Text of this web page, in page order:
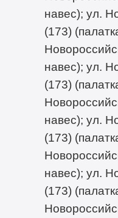
навес); ул.
(173)
навес); ул.
(173)
навес); ул.
(173)
навес); ул.
(173)